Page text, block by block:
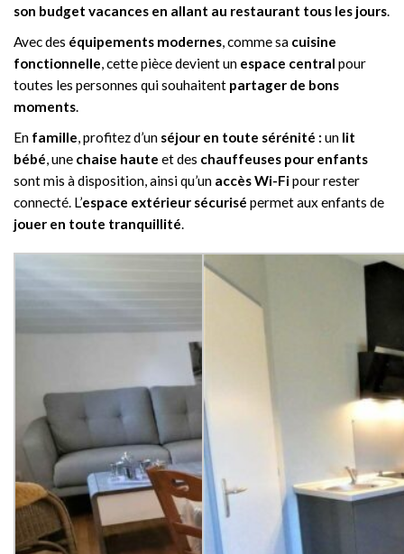
son budget vacances en allant au restaurant tous les jours.
Avec des équipements modernes, comme sa cuisine
fonctionnelle, cette pièce devient un espace central pour
toutes les personnes qui souhaitent partager de bons
moments.
En famille, profitez d’un séjour en toute sérénité : un lit
bébé, une chaise haute et des chauffeuses pour enfants
sont mis à disposition, ainsi qu’un accès Wi-Fipour rester
connecté. L’espace extérieur sécurisé permet aux enfants de
jouer en toute tranquillité.